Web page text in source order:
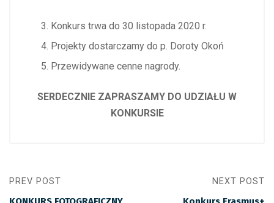
Konkurs trwa do 30 listopada 2020 r.
Projekty dostarczamy do p. Doroty Okoń
Przewidywane cenne nagrody.
SERDECZNIE ZAPRASZAMY DO UDZIAŁU W
KONKURSIE
PREV POST NEXT POST